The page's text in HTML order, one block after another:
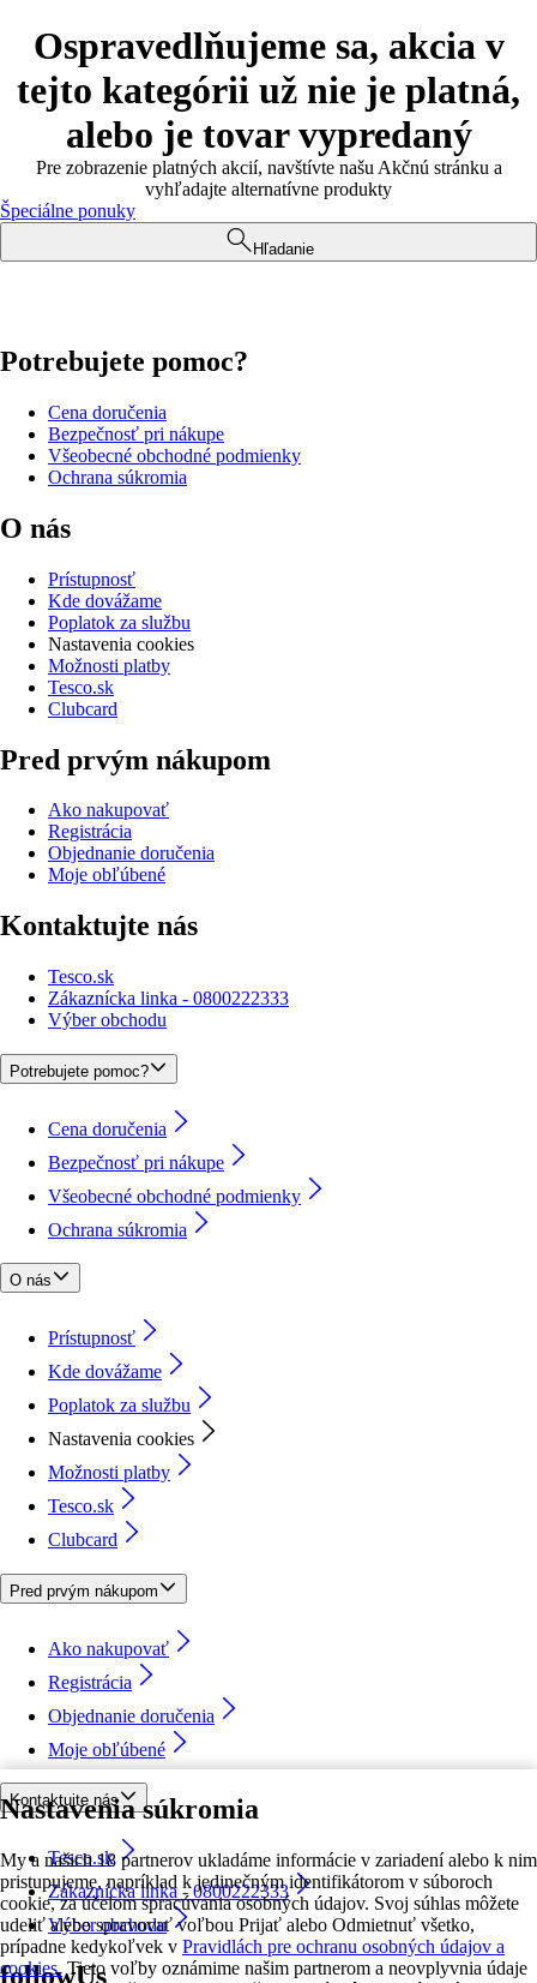
Nastavenia súkromia
My a našich 18 partnerov ukladáme informácie v zariadení alebo k nim
pristupujeme, napríklad k jedinečným identifikátorom v súboroch
cookie, za účelom spracúvania osobných údajov. Svoj súhlas môžete
udeliť alebo spravovať voľbou Prijať alebo Odmietnuť všetko,
prípadne kedykoľvek v Pravidlách pre ochranu osobných údajov a
cookies. Tieto voľby oznámime našim partnerom a neovplyvnia údaje
Ospravedlňujeme sa, akcia v
tejto kategórii už nie je platná,
alebo je tovar vypredaný
Pre zobrazenie platných akcií, navštívte našu Akčnú stránku a
vyhľadajte alternatívne produkty
Špeciálne ponuky
Hľadanie
Potrebujete pomoc?
Cena doručenia
Bezpečnosť pri nákupe
Všeobecné obchodné podmienky
Ochrana súkromia
O nás
Prístupnosť
Kde dovážame
Poplatok za službu
Nastavenia cookies
Možnosti platby
Tesco.sk
Clubcard
Pred prvým nákupom
Ako nakupovať
Registrácia
Objednanie doručenia
Moje obľúbené
Kontaktujte nás
Tesco.sk
Zákaznícka linka - 0800222333
Výber obchodu
Potrebujete pomoc?
Cena doručenia
Bezpečnosť pri nákupe
Všeobecné obchodné podmienky
Ochrana súkromia
O nás
Prístupnosť
Kde dovážame
Poplatok za službu
Nastavenia cookies
Možnosti platby
Tesco.sk
Clubcard
Pred prvým nákupom
Ako nakupovať
Registrácia
Objednanie doručenia
Moje obľúbené
Kontaktujte nás
Tesco.sk
Zákaznícka linka - 0800222333
Výber obchodu
followUs